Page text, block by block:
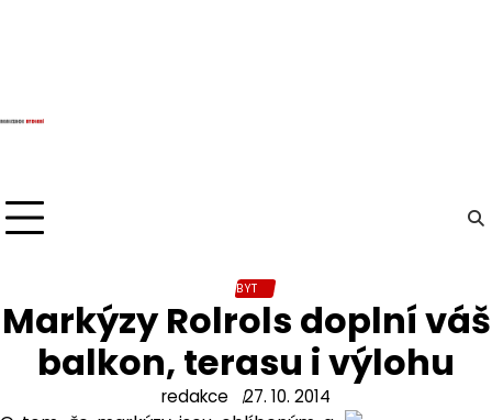
BYT
Markýzy Rolrols doplní váš
balkon, terasu i výlohu
redakce 27. 10. 2014